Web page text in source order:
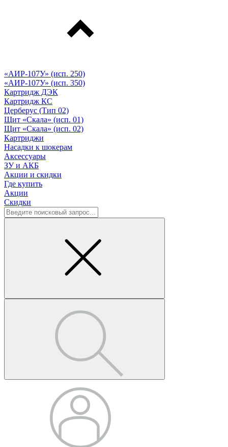
«АИР-107У» (исп. 250)
«АИР-107У» (исп. 350)
Картридж ДЭК
Картридж КС
Церберус (Тип 02)
Щит «Скала» (исп. 01)
Щит «Скала» (исп. 02)
Картриджи
Насадки к шокерам
Аксессуары
ЗУ и АКБ
Акции и скидки
Где купить
Акции
Скидки